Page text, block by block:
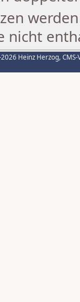
nicht
Heinz Herzog,